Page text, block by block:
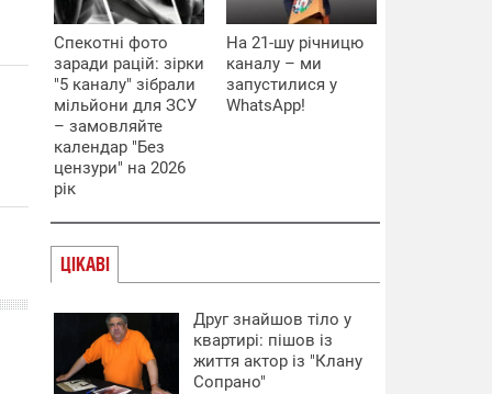
Спекотні фото
заради рацій: зірки
"5 каналу" зібрали
мільйони для ЗСУ
– замовляйте
календар "Без
цензури" на 2026
рік
На 21-шу річницю
каналу – ми
запустилися у
WhatsApp!
ЦІКАВІ
Друг знайшов тіло у
квартирі: пішов із
життя актор із "Клану
Сопрано"